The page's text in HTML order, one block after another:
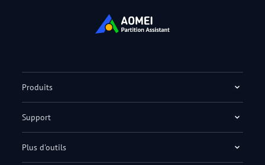
Produits
Support
Plus d'outils